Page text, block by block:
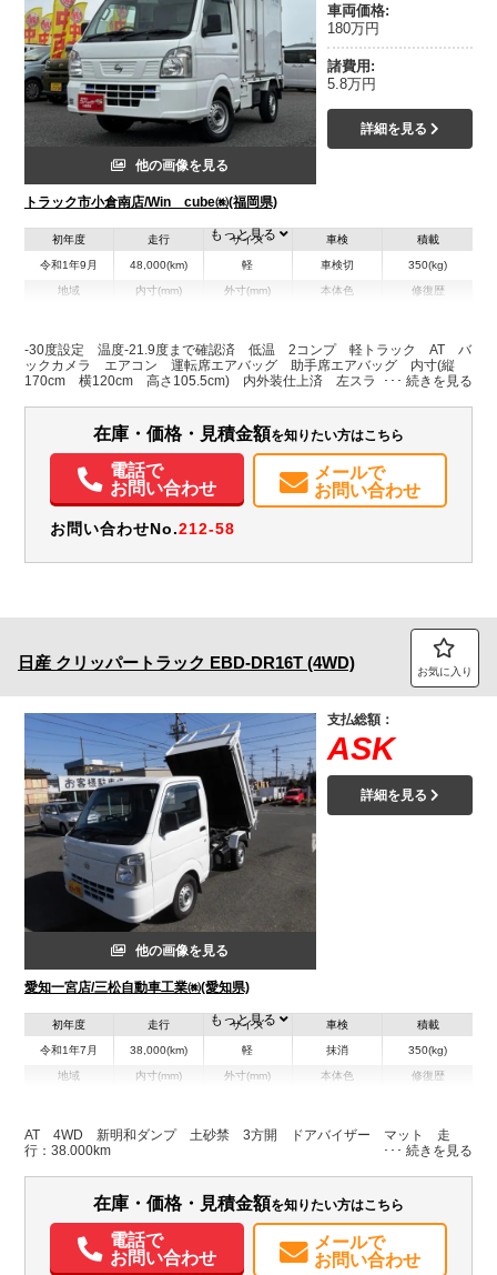
他の画像を見る
トラック市小倉南店/Win cube㈱(福岡県)
車両価格:
180万円
諸費用:
5.8万円
詳細を見る
初年度
令和1年9月
走行
48,000(km)
サイズ
軽
車検
車検切
積載
350(kg)
地域 内寸(mm)
H:1,055
外寸(mm) 本体色 修復歴
装備情報
パワステ
もっと見る
-30度設定 温度-21.9度まで確認済 低温 2コンプ 軽トラック AT バ
ックカメラ エアコン 運転席エアバッグ 助手席エアバッグ 内寸(縦
170cm 横120cm 高さ105.5cm) 内外装仕上済 左スライド
在庫・価格・見積金額を知りたい方はこちら
電話で
お問い合わせ
メールで
お問い合わせ
お問い合わせNo.212-58
日産 クリッパートラック EBD-DR16T (4WD) お気に入り
他の画像を見る
愛知一宮店/三松自動車工業㈱(愛知県)
支払総額：
ASK
詳細を見る
初年度
令和1年7月
走行
38,000(km)
サイズ
軽
車検
抹消
積載
350(kg)
地域 内寸(mm)
H:250
外寸(mm)
H:1,760
本体色 修復歴
ABS エアバッグ
もっと見る
AT 4WD 新明和ダンプ 土砂禁 3方開 ドアバイザー マット 走
行：38.000km
在庫・価格・見積金額を知りたい方はこちら
電話で
お問い合わせ
メールで
お問い合わせ